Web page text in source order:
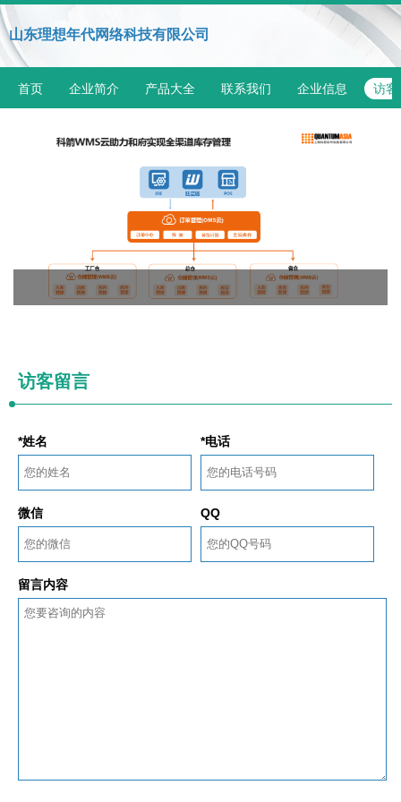
山东理想年代网络科技有限公司
首页 企业简介 产品大全 联系我们 企业信息 访客
访客留言
*姓名 *电话
微信 QQ
留言内容